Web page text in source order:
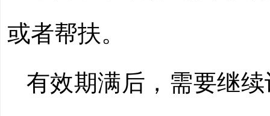
或者帮扶。
有效期满后，需要继